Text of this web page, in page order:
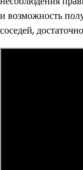
и возможность
соседей,